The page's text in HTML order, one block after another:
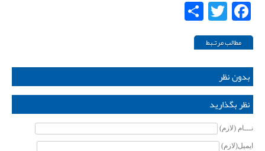
Facebook
Twitter
مطالب مرتـبط
بدون نظر
نظر بگذارید
نـــام (لازم)
ایمیل(لازم)